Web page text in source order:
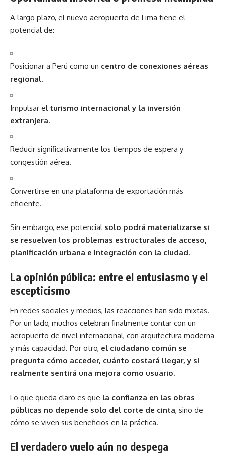
A largo plazo, el nuevo aeropuerto de Lima tiene el
potencial de:
Posicionar a Perú como un centro de conexiones aéreas
regional.
Impulsar el turismo internacional y la inversión
extranjera.
Reducir significativamente los tiempos de espera y
congestión aérea.
Convertirse en una plataforma de exportación más
eficiente.
Sin embargo, ese potencial solo podrá materializarse si
se resuelven los problemas estructurales de acceso,
planificación urbana e integración con la ciudad.
La opinión pública: entre el entusiasmo y el
escepticismo
En redes sociales y medios, las reacciones han sido mixtas.
Por un lado, muchos celebran finalmente contar con un
aeropuerto de nivel internacional, con arquitectura moderna
y más capacidad. Por otro, el ciudadano común se
pregunta cómo acceder, cuánto costará llegar, y si
realmente sentirá una mejora como usuario.
Lo que queda claro es que la confianza en las obras
públicas no depende solo del corte de cinta, sino de
cómo se viven sus beneficios en la práctica.
El verdadero vuelo aún no despega